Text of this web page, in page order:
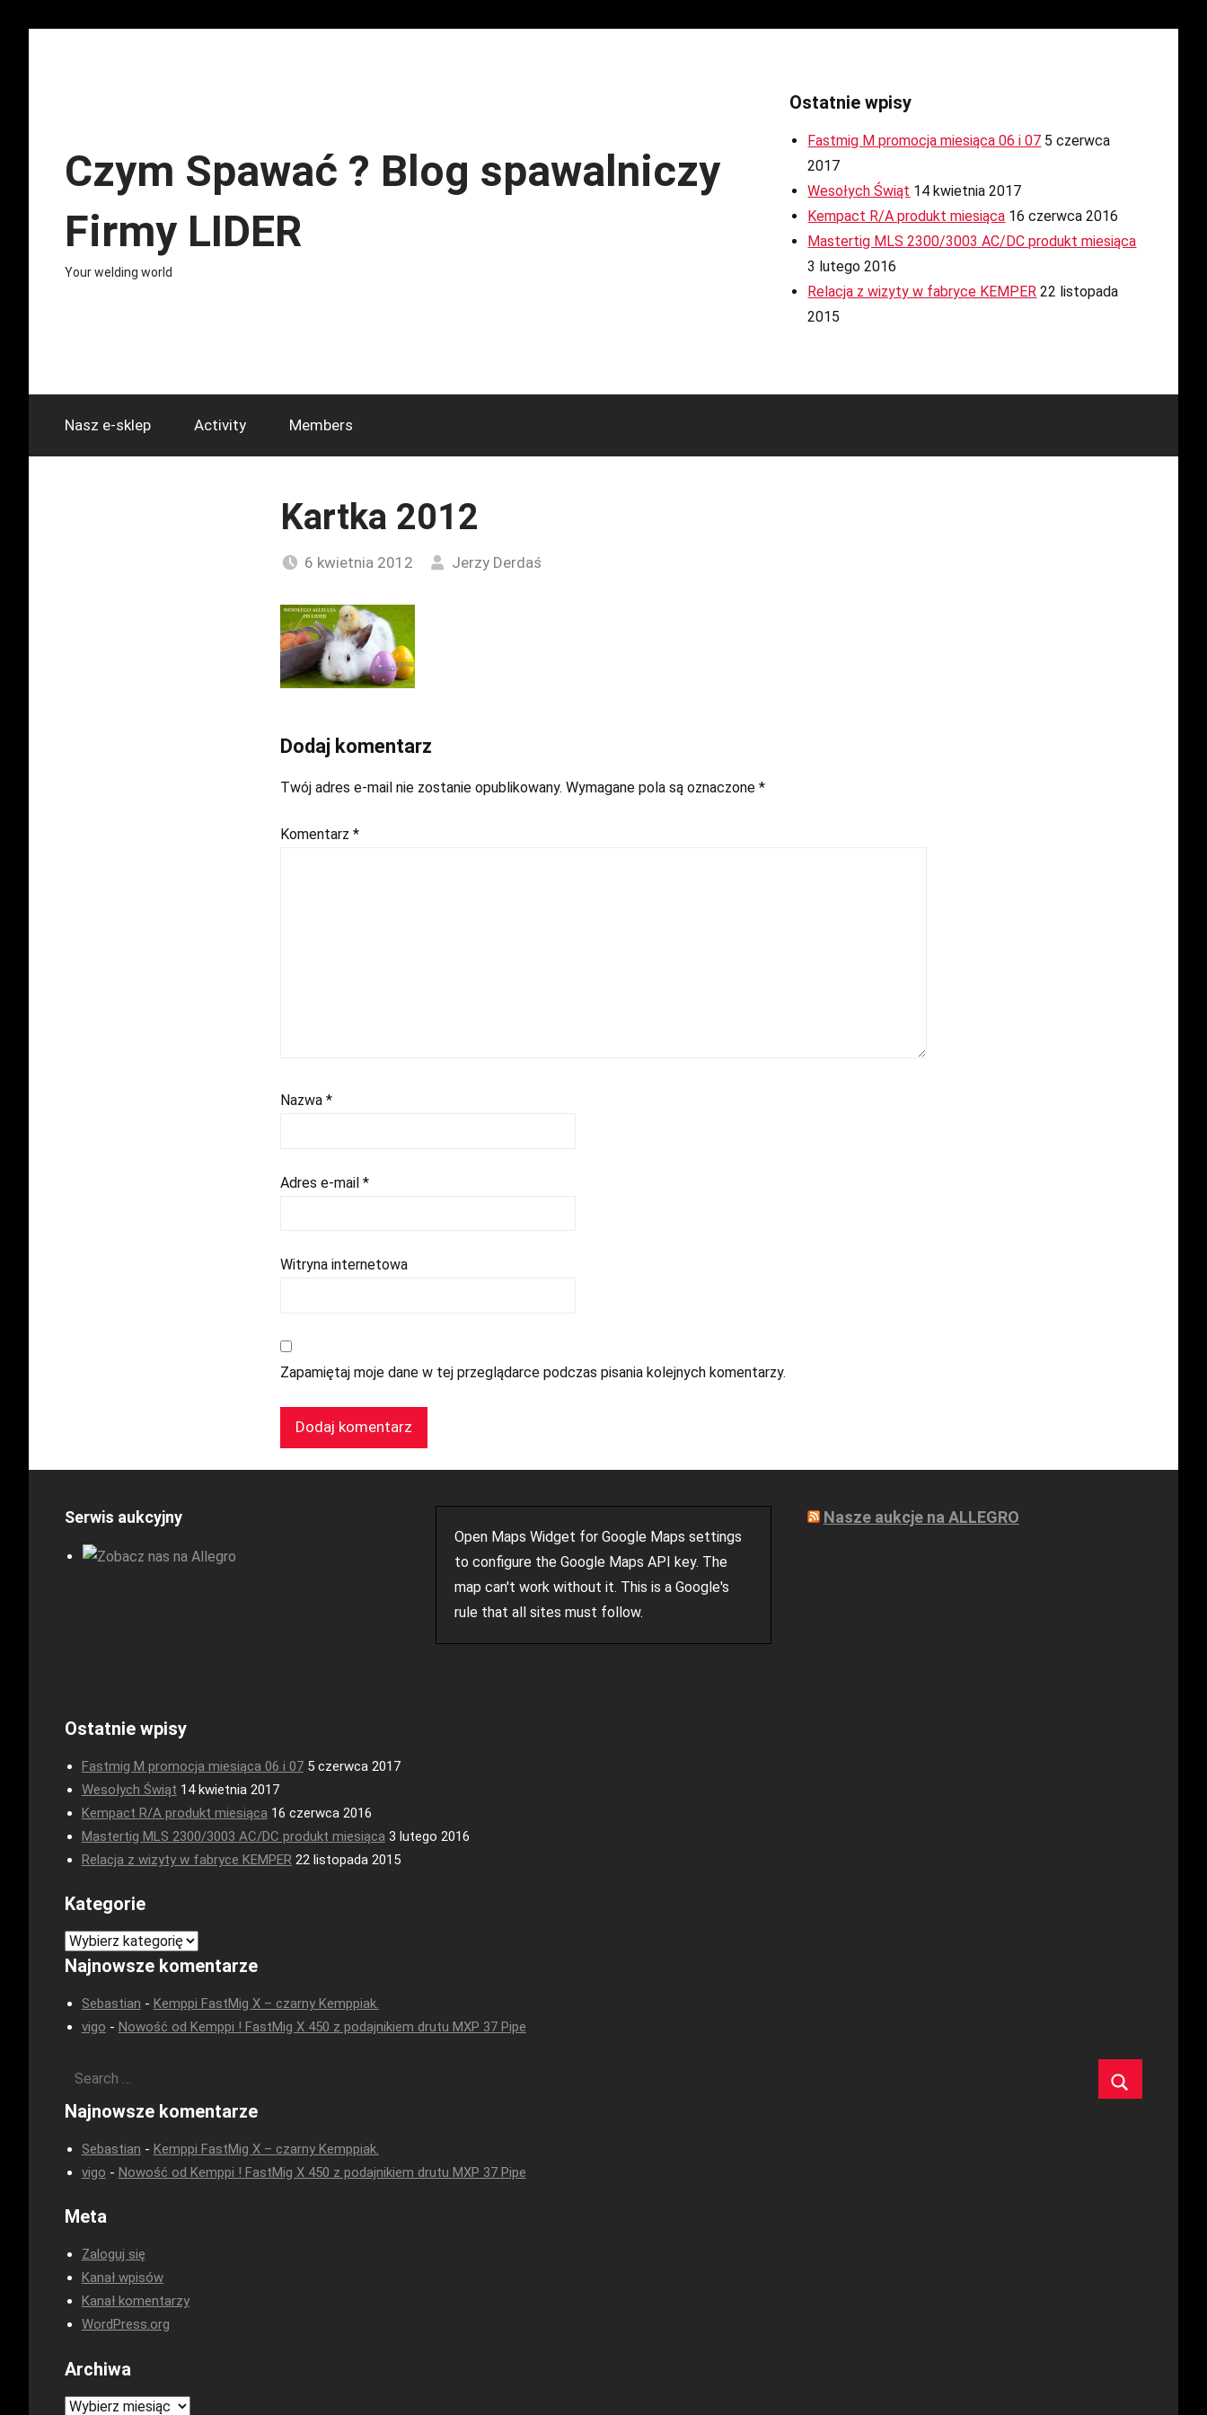
Czym Spawać ? Blog spawalniczy
Firmy LIDER
Your welding world
Ostatnie wpisy
Fastmig M promocja miesiąca 06 i 07 5 czerwca
2017
Wesołych Świąt 14 kwietnia 2017
Kempact R/A produkt miesiąca 16 czerwca 2016
Mastertig MLS 2300/3003 AC/DC produkt miesiąca
3 lutego 2016
Relacja z wizyty w fabryce KEMPER 22 listopada
2015
Nasz e-sklep Activity Members
Kartka 2012
6 kwietnia 2012 Jerzy Derdaś
Dodaj komentarz
Twój adres e-mail nie zostanie opublikowany. Wymagane pola są oznaczone *
Komentarz *
Nazwa *
Adres e-mail *
Witryna internetowa
Zapamiętaj moje dane w tej przeglądarce podczas pisania kolejnych komentarzy.
Serwis aukcyjny
Open Maps Widget for Google Maps settings
to configure the Google Maps API key. The
map can't work without it. This is a Google's
rule that all sites must follow.
Nasze aukcje na ALLEGRO
Ostatnie wpisy
Fastmig M promocja miesiąca 06 i 07 5 czerwca 2017
Wesołych Świąt 14 kwietnia 2017
Kempact R/A produkt miesiąca 16 czerwca 2016
Mastertig MLS 2300/3003 AC/DC produkt miesiąca 3 lutego 2016
Relacja z wizyty w fabryce KEMPER 22 listopada 2015
Kategorie
Kategorie
Najnowsze komentarze
Sebastian - Kemppi FastMig X – czarny Kemppiak.
vigo - Nowość od Kemppi ! FastMig X 450 z podajnikiem drutu MXP 37 Pipe
Najnowsze komentarze
Sebastian - Kemppi FastMig X – czarny Kemppiak.
vigo - Nowość od Kemppi ! FastMig X 450 z podajnikiem drutu MXP 37 Pipe
Meta
Zaloguj się
Kanał wpisów
Kanał komentarzy
WordPress.org
Archiwa
Archiwa